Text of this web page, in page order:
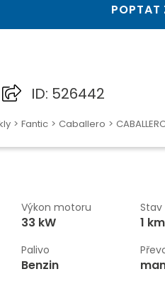
POPTAT
ID: 526442
> Fantic > Caballero >
Výkon motoru
33 kW 1 km
Palivo
Benzin